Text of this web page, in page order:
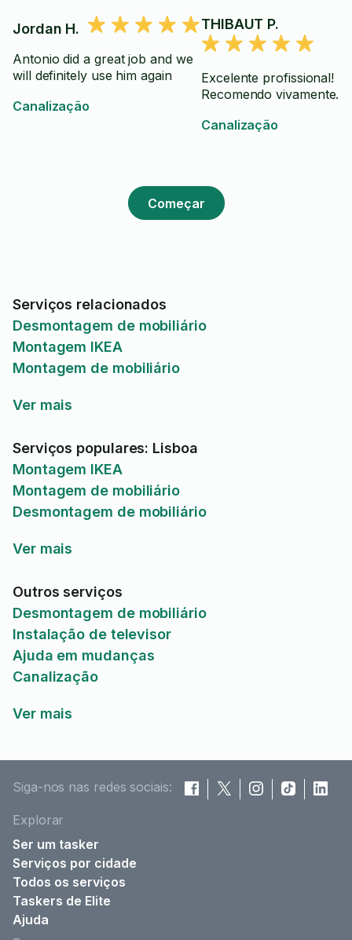
Jordan H.
Antonio did a great job and we
will definitely use him again
Canalização
THIBAUT P.
Excelente profissional!
Recomendo vivamente.
Canalização
Começar
Serviços relacionados
Desmontagem de mobiliário
Montagem IKEA
Montagem de mobiliário
Ver mais
Serviços populares: Lisboa
Montagem IKEA
Montagem de mobiliário
Desmontagem de mobiliário
Ver mais
Outros serviços
Desmontagem de mobiliário
Instalação de televisor
Ajuda em mudanças
Canalização
Ver mais
Siga-nos nas redes sociais:
Explorar
Ser um tasker
Serviços por cidade
Todos os serviços
Taskers de Elite
Ajuda